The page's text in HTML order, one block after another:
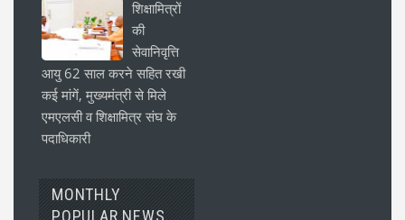
शिक्षामित्रों
की
सेवानिवृत्ति
आयु 62 साल करने सहित रखी
कई मांगें, मुख्यमंत्री से मिले
एमएलसी व शिक्षामित्र संघ के
पदाधिकारी
MONTHLY
POPULAR NEWS